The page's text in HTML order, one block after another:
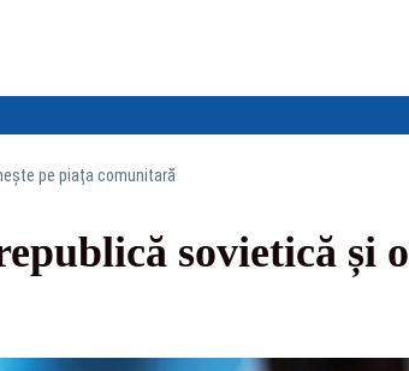
pe piața comunitară
sovietică și o